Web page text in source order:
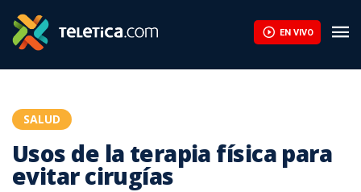
EN VIVO
SALUD
Usos de la terapia física para
evitar cirugías